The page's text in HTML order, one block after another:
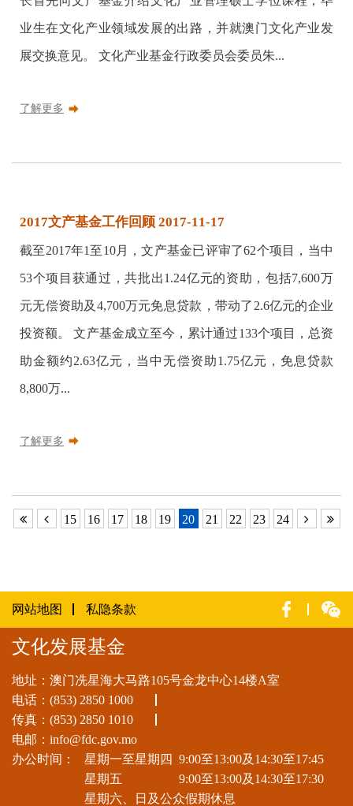
业生在文化产业领域发展的出路，并就澳门文化产业发
展交换意见。 文化产业基金行政委员会委员朱...
了解更多
2017文产基金工作回顾 2017-11-17
截至2017年1至10月，文产基金已评审了62个项目，当中
53个项目获通过，共批出1.24亿元的资助，包括7,600万
元无偿资助及4,700万元免息贷款，带动了2.6亿元的企业
投资额。 文产基金成立至今，累计通过133个项目，总资
助金额约2.63亿元，当中无偿资助1.75亿元，免息贷款
8,800万...
了解更多
15 16 17 18 19 20 21 22 23 24
网站地图 私隐条款
文化发展基金
地址：澳门冼星海大马路105号金龙中心14楼A室
电话： (853) 2850 1000
传真：(853) 2850 1010
电邮： info@fdc.gov.mo
办公时间： 星期一至星期四 9:00至13:00及14:30至17:45
星期五
9:00至13:00及14:30至17:30
星期六、日及公众假期休息